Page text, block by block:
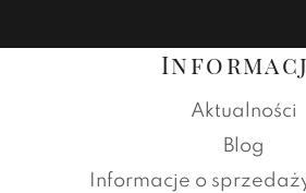
Aktualności
Blog
Informacje o